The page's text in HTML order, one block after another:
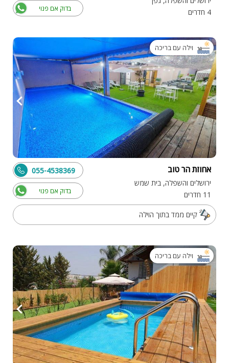
4 חדרים
בדוק אם פנוי
וילה עם בריכה
אחוזת הר טוב
ירושלים והשפלה, בית שמש
11 חדרים
בדוק אם פנוי
055-4538369
קיים ממד בתוך הוילה
וילה עם בריכה